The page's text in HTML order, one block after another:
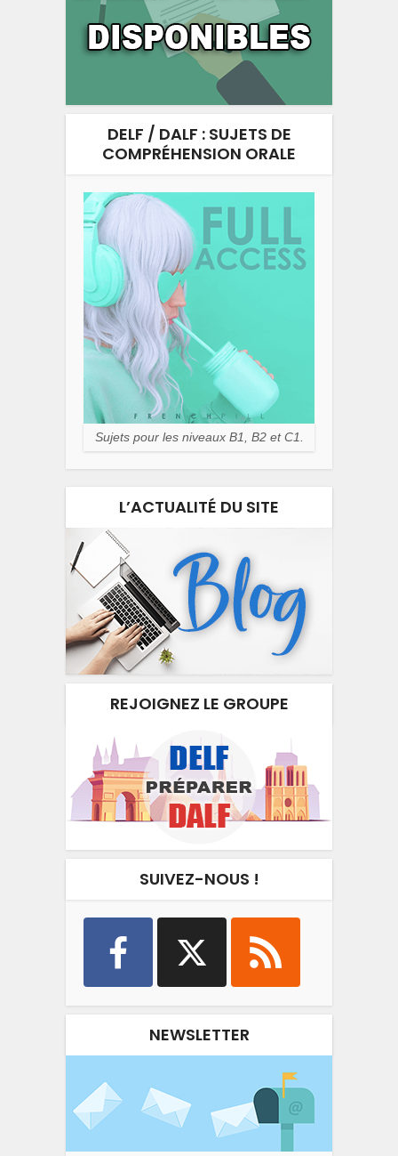
DELF / DALF : SUJETS DE
COMPRÉHENSION ORALE
Sujets pour les niveaux B1, B2 et C1.
L’ACTUALITÉ DU SITE
REJOIGNEZ LE GROUPE
SUIVEZ-NOUS !
NEWSLETTER